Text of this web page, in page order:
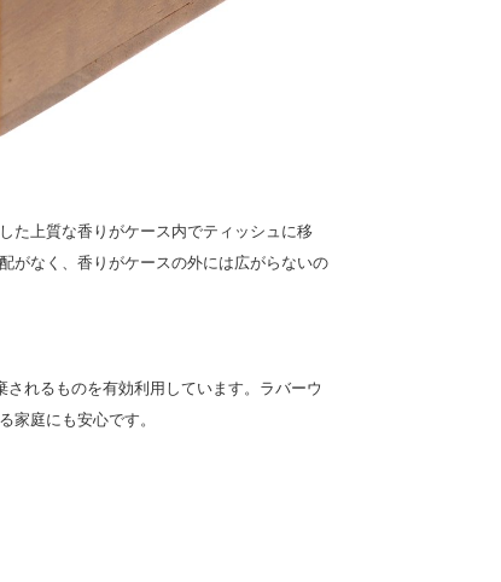
た上質な香りがケース内でティッシュに移
がなく、香りがケースの外には広がらないの
れるものを有効利用しています。ラバーウ
家庭にも安心です。